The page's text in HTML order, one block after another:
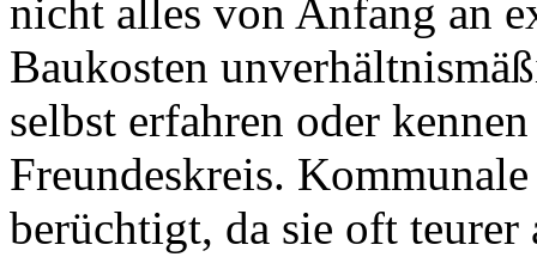
nicht alles von Anfang an
Baukosten
selbst erfahren oder
Freundeskreis.
berüchtigt, da sie oft